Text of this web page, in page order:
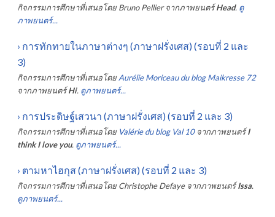
กิจกรรมการศึกษาที่เสนอโดย Bruno Pellier จากภาพยนตร์ Head. ดู
ภาพยนตร์...
› การทักทายในภาษาต่างๆ (ภาษาฝรั่งเศส) (รอบที่ 2 และ
3)
กิจกรรมการศึกษาที่เสนอโดย Aurélie Moriceau du blog Maikresse 72
จากภาพยนตร์ Hi. ดูภาพยนตร์...
› การประดิษฐ์เสวนา (ภาษาฝรั่งเศส) (รอบที่ 2 และ 3)
กิจกรรมการศึกษาที่เสนอโดย Valérie du blog Val 10 จากภาพยนตร์ I
think I love you. ดูภาพยนตร์...
› ตามหาไฮกุส (ภาษาฝรั่งเศส) (รอบที่ 2 และ 3)
กิจกรรมการศึกษาที่เสนอโดย Christophe Defaye จากภาพยนตร์ Issa.
ดูภาพยนตร์...